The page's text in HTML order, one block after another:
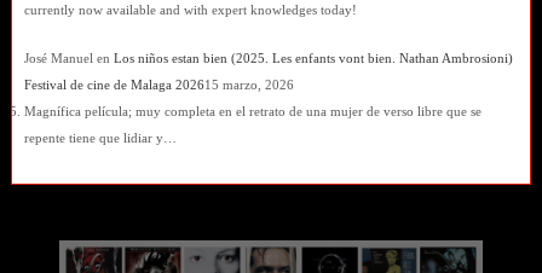
currently now available and with expert knowledges today!
José Manuel en Los niños estan bien (2025. Les enfants vont bien. Nathan Ambrosioni)
Festival de cine de Malaga 202615 marzo, 2026
Magnífica película; muy completa en el retrato de una mujer de verso libre que se
repente tiene que lidiar y…